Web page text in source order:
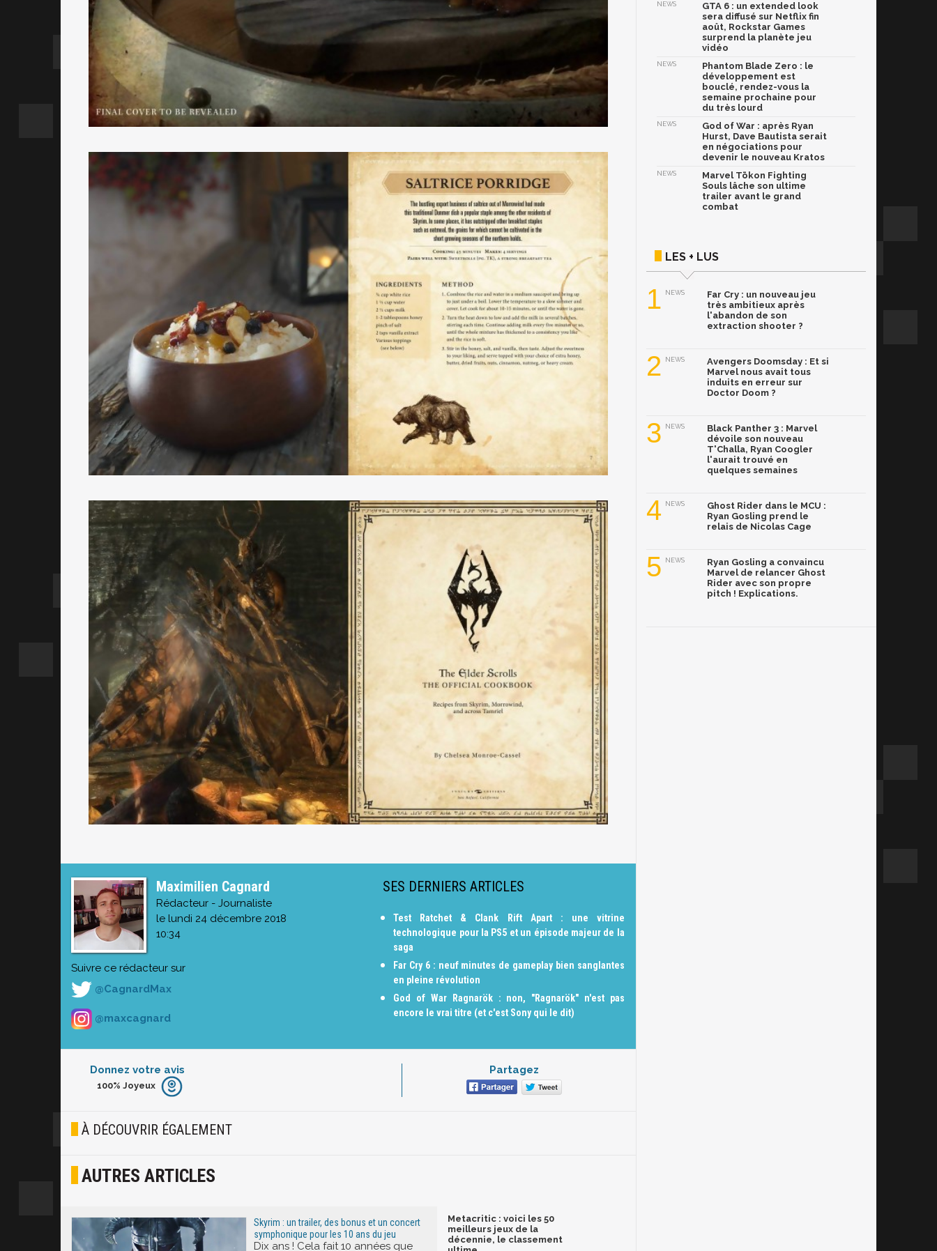
Maximilien Cagnard
Rédacteur - Journaliste
le lundi 24 décembre 2018
10:34
Suivre ce rédacteur sur
@CagnardMax
@maxcagnard
SES DERNIERS ARTICLES
Test Ratchet & Clank Rift Apart : une vitrine
technologique pour la PS5 et un épisode majeur de la
saga
Far Cry 6 : neuf minutes de gameplay bien sanglantes
en pleine révolution
God of War Ragnarök : non, "Ragnarök" n'est pas
encore le vrai titre (et c'est Sony qui le dit)
Donnez votre avis
Furieux
Joyeux
100% Joyeux
Partagez
À DÉCOUVRIR ÉGALEMENT
AUTRES ARTICLES
Skyrim : un trailer, des bonus et un concert
symphonique pour les 10 ans du jeu
Dix ans ! Cela fait 10 années que
Metacritic : voici les 50
meilleurs jeux de la
décennie, le classement
NEWS
GTA 6 : un extended look
sera diffusé sur Netflix fin
août, Rockstar Games
surprend la planète jeu
vidéo
NEWS
Phantom Blade Zero : le
développement est
bouclé, rendez-vous la
semaine prochaine pour
du très lourd
NEWS
God of War : après Ryan
Hurst, Dave Bautista serait
en négociations pour
devenir le nouveau Kratos
NEWS
Marvel Tōkon Fighting
Souls lâche son ultime
trailer avant le grand
combat
LES + LUS
1 NEWS
Far Cry : un nouveau jeu
très ambitieux après
l'abandon de son
extraction shooter ?
2 NEWS
Avengers Doomsday : Et si
Marvel nous avait tous
induits en erreur sur
Doctor Doom ?
3 NEWS
Black Panther 3 : Marvel
dévoile son nouveau
T'Challa, Ryan Coogler
l'aurait trouvé en
quelques semaines
4 NEWS
Ghost Rider dans le MCU :
Ryan Gosling prend le
relais de Nicolas Cage
5 NEWS
Ryan Gosling a convaincu
Marvel de relancer Ghost
Rider avec son propre
pitch ! Explications.